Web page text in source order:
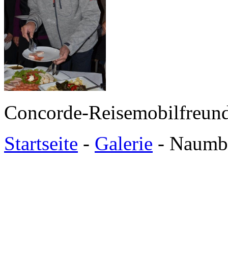
Concorde-
Startseite - Galerie -